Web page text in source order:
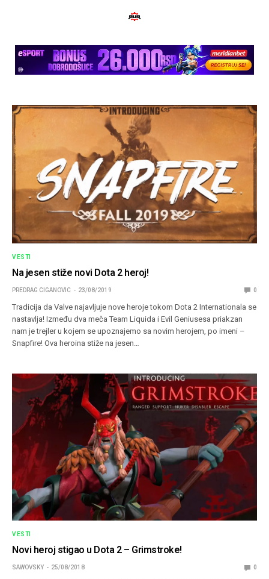
VESTI
Na jesen stiže novi Dota 2 heroj!
PREDRAG CIGANOVIC 23/08/2019 0
Tradicija da Valve najavljuje nove heroje tokom Dota 2 Internationala se
nastavlja! Između dva meča Team Liquida i Evil Geniusesa priakzan
nam je trejler u kojem se upoznajemo sa novim herojem, po imeni –
Snapfire! Ova heroina stiže na jesen…
VESTI
Novi heroj stigao u Dota 2 – Grimstroke!
SAWOVSKY 25/08/2018 0